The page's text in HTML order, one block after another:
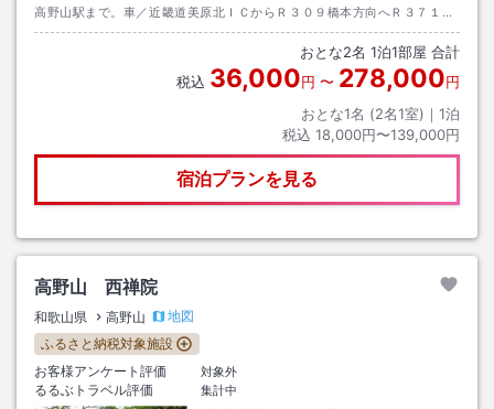
高野山駅まで。車／近畿道美原北ＩＣからＲ３０９橋本方向へＲ３７１橋
本から高野山道路へ～美原北ＩＣ～苅萱堂と一の橋との間
おとな2名 1泊1部屋 合計
税込 36,000円 〜 278,000円
おとな1名 (2名1室)｜ 1泊
税込 18,000円〜139,000円
宿泊プランを見る
高野山 西禅院
和歌山県 高野山
地図
ふるさと納税対象施設
お客様アンケート評価
対象外
るるぶトラベル評価
集計中